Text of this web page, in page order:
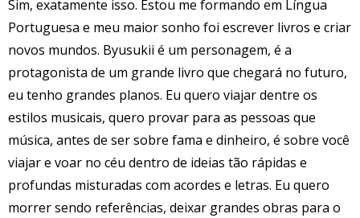
Sim, exatamente isso. Estou me formando em Língua
Portuguesa e meu maior sonho foi escrever livros e criar
novos mundos. Byusukii é um personagem, é a
protagonista de um grande livro que chegará no futuro,
eu tenho grandes planos. Eu quero viajar dentre os
estilos musicais, quero provar para as pessoas que
música, antes de ser sobre fama e dinheiro, é sobre você
viajar e voar no céu dentro de ideias tão rápidas e
profundas misturadas com acordes e letras. Eu quero
morrer sendo referências, deixar grandes obras para o